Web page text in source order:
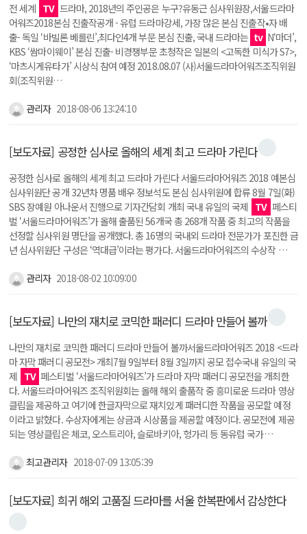
전 세계 TV 드라마, 2018년의 주인공은 누구?유동근 심사위원장,서울드라마
어워즈2018본심 진출작공개 - 유럽 드라마강세, 가장 많은 본심 진출작•자 배
출- 독일 ‘바빌론 베를린’,최다인4개 부문 본심 진출, 국내 드라마는 tv N‘마더’,
KBS ‘쌈마이웨이’ 본심 진출- 비경쟁부문 초청작은 일본의 <고독한 미식가 S7>,
‘마츠시게유타가’ 시상식 참여 예정 2018.08.07 (사)서울드라마어워즈조직위원
회(조직위원…
관리자 2018-08-06 13:24:10
[보도자료] 공정한 심사로 올해의 세계 최고 드라마 가린다
공정한 심사로 올해의 세계 최고 드라마 가린다 서울드라마어워즈 2018 예본심
심사위원단 공개 32년차 명품 배우 정보석도 본심 심사위원에 합류 8월 7일(화)
SBS 장예원 아나운서 진행으로 기자간담회 개최 국내 유일의 국제 TV 페스티
벌 ‘서울드라마어워즈’가 올해 출품된 56개국 총 268개 작품 중 최고의 작품을
선정할 심사위원 명단을 공개했다. 총 16명의 국내외 드라마 전문가가 포진한 금
년 심사위원단 구성은 ‘역대급’이라는 평가다. 서울드라마어워즈의 수상작 …
관리자 2018-08-02 10:09:00
[보도자료] 나만의 재치로 코믹한 패러디 드라마 만들어 볼까
나만의 재치로 코믹한 패러디 드라마 만들어 볼까서울드라마어워즈 2018 <드라
마 자막 패러디 공모전> 개최7월 9일부터 8월 3일까지 공모 접수국내 유일의 국
제 TV 페스티벌 ‘서울드라마어워즈’가 드라마 자막 패러디 공모전을 개최한
다. 서울드라마어워즈 조직위원회는 올해 해외 출품작 중 흥미로운 드라마 영상
클립을 제공하고 여기에 한글자막으로 재치있게 패러디한 작품을 공모할 예정
이라고 밝혔다. 수상자에게는 상금과 시상품을 제공할 예정이다. 공모전에 제공
되는 영상클립은 체코, 오스트리아, 슬로바키아, 헝가리 등 동유럽 국가…
최고관리자 2018-07-09 13:05:39
[보도자료] 희귀 해외 고품질 드라마를 서울 한복판에서 감상한다